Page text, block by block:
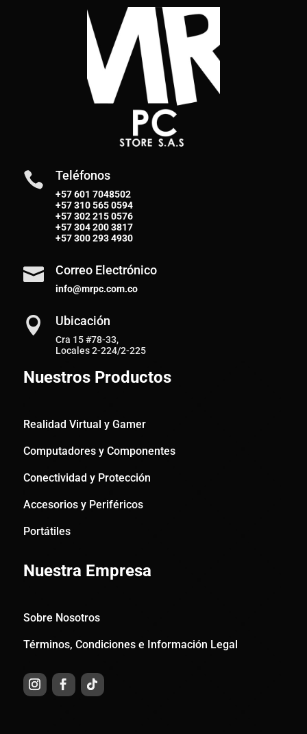
 Teléfonos
+57 601 7048502
+57310 565 0594
+57302 215 0576
+57304 200 3817
+57300 293 4930
 Correo Electrónico
info@mrpc.com.co
 Ubicación
Cra 15 #78-33,
Locales 2-224/2-225
Nuestros Productos
Realidad Virtual y Gamer
Computadores y Componentes
Conectividad y Protección
Accesorios y Periféricos
Portátiles
Nuestra Empresa
Sobre Nosotros
Términos, Condiciones e Información Legal